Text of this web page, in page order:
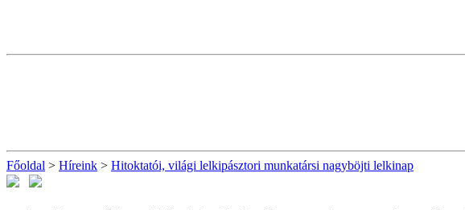
Főoldal > Híreink > Hitoktatói, világi lelkipásztori munkatársi nagyböjti lelkinap